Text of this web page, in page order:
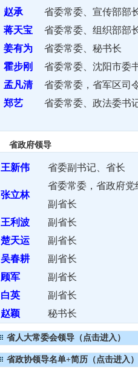
赵承
省委常委、宣传部部
蒋天宝
省委常委、组织部部
姜有为
省委常委、秘书长
霍步刚
省委常委、沈阳市委
孟凡清
省委常委，省军区司
郑艺
省委常委、政法委书
省政府领导
王新伟 省委副书记、省长
张立林
省委常委，省政府党
副省长
王利波
副省长
楚天运
副省长
吴春耕
副省长
顾军
副省长
白英
副省长
赵颖
秘书长
省人大常委会领导（点击进入）
省政协领导名单+简历（点击进入）